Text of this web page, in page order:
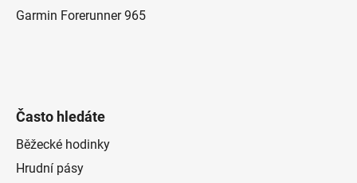
Garmin Forerunner 965
Často hledáte
Běžecké hodinky
Hrudní pásy